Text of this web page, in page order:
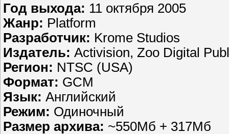
Год выхода: 11 октября 2005
Жанр: Platform
Разработчик: Krome Studios
Издатель: Activision, Zoo Digital
Регион: NTSC (USA)
Формат: GCM
Язык: Английский
Режим: Одиночный
Размер архива: ~550Мб + 317Мб